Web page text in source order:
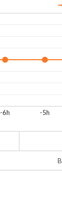
-6h -5h